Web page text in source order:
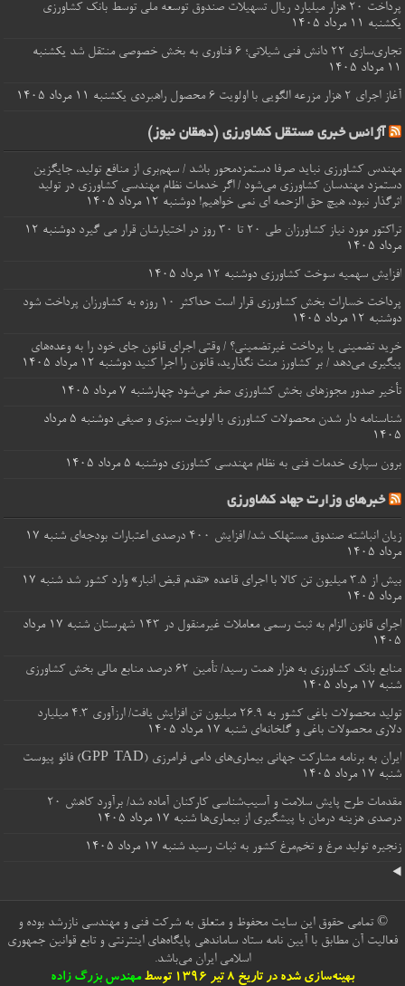
پرداخت ۲۰ هزار میلیارد ریال تسهیلات صندوق توسعه ملی توسط بانک کشاورزی
یکشنبه ۱۱ مرداد ۱۴۰۵
تجاری‌سازی ۲۲ دانش فنی شیلاتی؛ ۶ فناوری به بخش خصوصی منتقل شد
یکشنبه
۱۱ مرداد ۱۴۰۵
آغاز اجرای ۲ هزار مزرعه الگویی با اولویت ۶ محصول راهبردی
یکشنبه ۱۱ مرداد ۱۴۰۵
آژانس خبری مستقل کشاورزی (دهقان نیوز)
مهندس کشاورزی نباید صرفا دستمزدمحور باشد / سهم‌بری از منافع تولید، جایگزین
دستمزد مهندسان کشاورزی می‌شود / اگر خدمات نظام مهندسی کشاورزی در تولید
اثرگذار نبود، هیچ حق الزحمه ای نمی خواهیم! دوشنبه ۱۲ مرداد ۱۴۰۵
تراکتور مورد نیاز کشاورزان طی ۲۰ تا ۳۰ روز در اختیارشان قرار می گیرد
دوشنبه ۱۲
مرداد ۱۴۰۵
افزایش سهمیه سوخت کشاورزی دوشنبه ۱۲ مرداد ۱۴۰۵
پرداخت خسارات‌ بخش کشاورزی قرار است حداکثر ۱۰ روزه به کشاورزان پرداخت شود
دوشنبه ۱۲ مرداد ۱۴۰۵
خرید تضمینی یا پرداخت غیرتضمینی؟ / وقتی اجرای قانون جای خود را به وعده‌های
پیگیری می‌دهد / بر کشاورز منت نگذارید، قانون را اجرا کنید دوشنبه ۱۲ مرداد ۱۴۰۵
تأخیر صدور مجوزهای بخش کشاورزی صفر می‌شود چهارشنبه ۷ مرداد ۱۴۰۵
شناسنامه‌ دار شدن محصولات کشاورزی با اولویت سبزی و صیفی
دوشنبه ۵ مرداد
۱۴۰۵
برون‌ سپاری خدمات فنی به نظام مهندسی کشاورزی دوشنبه ۵ مرداد ۱۴۰۵
خبرهای وزارت جهاد کشاورزی
زیان انباشته صندوق مستهلک شد/ افزایش ۴۰۰ درصدی اعتبارات بودجه‌ای
شنبه ۱۷
مرداد ۱۴۰۵
بیش از ۳.۵ میلیون تن کالا با اجرای قاعده «تقدم قبض انبار» وارد کشور شد
شنبه ۱۷
مرداد ۱۴۰۵
اجرای قانون الزام به ثبت رسمی معاملات غیرمنقول در ۱۴۳ شهرستان
شنبه ۱۷ مرداد
۱۴۰۵
منابع بانک کشاورزی به هزار همت رسید/ تأمین ۶۲ درصد منابع مالی بخش کشاورزی
شنبه ۱۷ مرداد ۱۴۰۵
تولید محصولات باغی کشور به ۲۶.۹ میلیون تن افزایش یافت/ ارزآوری 4.3 میلیارد
دلاری محصولات باغی و گلخانه‌ای شنبه ۱۷ مرداد ۱۴۰۵
ایران به برنامه مشارکت جهانی بیماری‌های دامی فرامرزی (GPP-TAD) فائو پیوست
شنبه ۱۷ مرداد ۱۴۰۵
مقدمات طرح پایش سلامت و آسیب‌شناسی کارکنان آماده شد/ برآورد کاهش 20
درصدی هزینه درمان با پیشگیری از بیماری‌ها شنبه ۱۷ مرداد ۱۴۰۵
زنجیره تولید مرغ و تخم‌مرغ کشور به ثبات رسید شنبه ۱۷ مرداد ۱۴۰۵
© تمامی حقوق این سایت محفوظ و متعلق به شرکت فنی و مهندسی نازرشد بوده و
فعالیت آن مطابق با آیین نامه ستاد ساماندهی پایگاه‌های اینترنتی و تابع قوانین جمهوری
اسلامی ایران می‌باشد.
بهینه‌سازی شده در تاریخ 8 تیر 1396 توسط
مهندس بزرگ زاده